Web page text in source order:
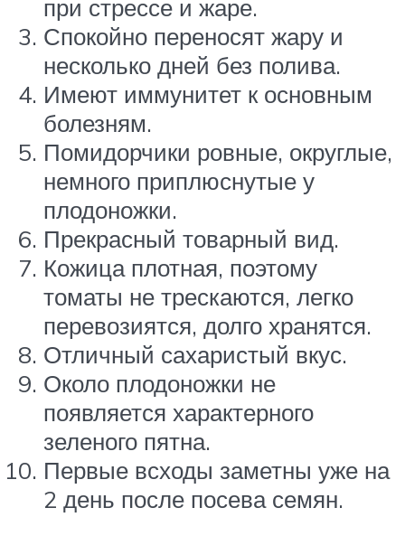
при стрессе и жаре.
Спокойно переносят жару и
несколько дней без полива.
Имеют иммунитет к основным
болезням.
Помидорчики ровные, округлые,
немного приплюснутые у
плодоножки.
Прекрасный товарный вид.
Кожица плотная, поэтому
томаты не трескаются, легко
перевозиятся, долго хранятся.
Отличный сахаристый вкус.
Около плодоножки не
появляется характерного
зеленого пятна.
Первые всходы заметны уже на
2 день после посева семян.